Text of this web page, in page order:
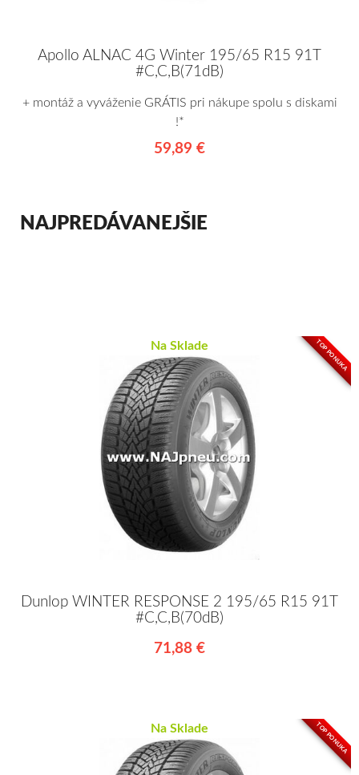
Apollo ALNAC 4G Winter 195/65 R15 91T
#C,C,B(71dB)
+ montáž a vyváženie GRÁTIS pri nákupe spolu s diskami
!*
59,89 €
NAJPREDÁVANEJŠIE
TOP PONUKA
Na Sklade
Dunlop WINTER RESPONSE 2 195/65 R15 91T
#C,C,B(70dB)
71,88 €
TOP PONUKA
Na Sklade